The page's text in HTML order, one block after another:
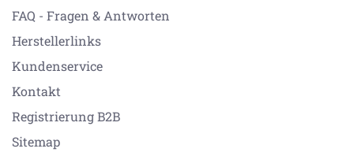
FAQ - Fragen & Antworten
Herstellerlinks
Kundenservice
Kontakt
Registrierung B2B
Sitemap